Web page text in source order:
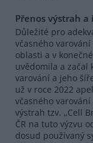
Přenos výstrah a
Důležité pro
včasného
oblasti a v
uvědomila a začal
varování a jeho
už v roce 2022
včasného
výstrah tzv. „Cell
ČR na tuto výzvu
dosud používaný